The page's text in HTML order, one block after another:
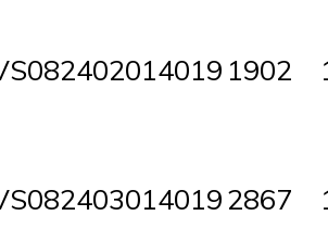
1902
2867